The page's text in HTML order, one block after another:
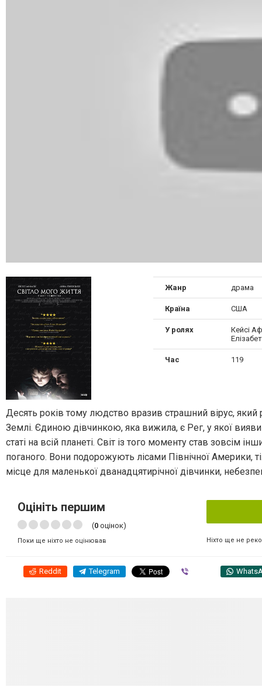
Жанр драма
Країна США
У ролях
Кейсі
Час 119
Десять років тому людство вразив страшний вірус,
Землі. Єдиною дівчинкою, яка вижила, є Рег, у якої
статі на всій планеті. Світ із того моменту став зовсім
поганого. Вони подорожують лісами Північної Америки,
місце для маленької дванадцятирічної дівчинки,
Оцініть першим
(0 оцінок)
Поки ще ніхто не оцінював Ніхто ще не
Reddit Telegram